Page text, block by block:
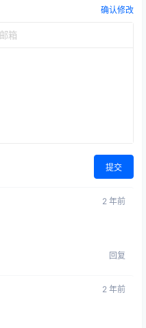
确认修改
提交
2 年前
回复
2 年前